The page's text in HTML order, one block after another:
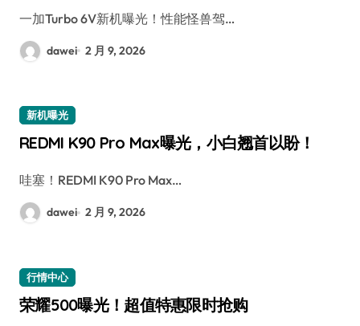
一加Turbo 6V新机曝光！性能怪兽驾…
dawei 2 月 9, 2026
新机曝光
REDMI K90 Pro Max曝光，小白翘首以盼！
哇塞！REDMI K90 Pro Max…
dawei 2 月 9, 2026
行情中心
荣耀500曝光！超值特惠限时抢购